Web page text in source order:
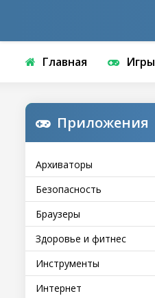
Главная Игры
Приложения
Архиваторы
Безопасность
Браузеры
Здоровье и фитнес
Инструменты
Интернет